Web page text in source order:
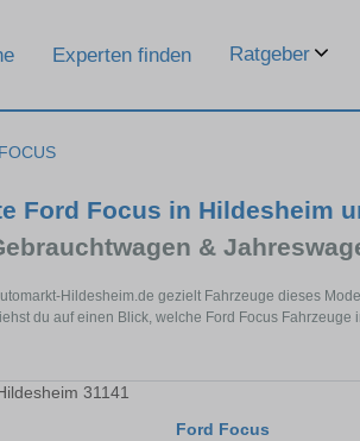
Experten finden Ratgeber
FOCUS
Ford Focus in Hildesheim
&
Hildesheim.de gezielt Fahrzeuge dieses
du auf einen Blick, welche Ford Focus Fahrzeuge
Ford Focus